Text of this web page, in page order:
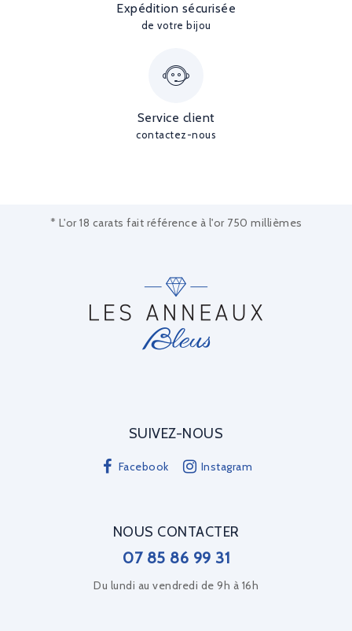
Expédition sécurisée
de votre bijou
Service client
contactez-nous
* L'or 18 carats fait référence à l'or 750 millièmes
SUIVEZ-NOUS
Facebook Instagram
NOUS CONTACTER
07 85 86 99 31
Du lundi au vendredi de 9h à 16h